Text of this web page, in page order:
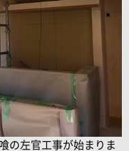
の左官工事が始まりま